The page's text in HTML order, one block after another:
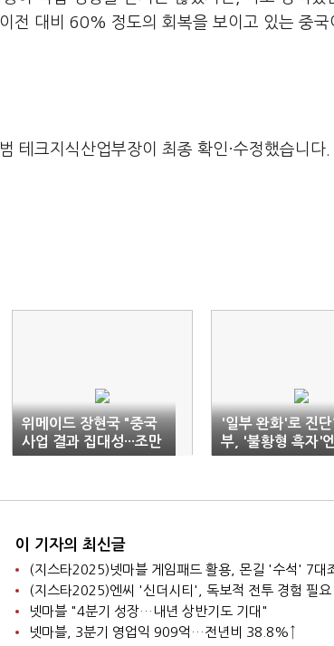
전 대비 60% 정도의 회복을 보이고 있는 중국
테크지식산업부장이 최종 확인·수정했습니다.
위메이드 장현국 "중국
사업 결과 집대성···조만
간 공개"
'일부 완화'로 진단
부, '불황형 흑자'
그어
이 기자의 최신글
(지스타2025)넷마블 게임패드 활용, 몬길 '수석' 7대
(지스타2025)엔씨 '신더시티', 독보적 전투 경험 필요
넷마블 "4분기 성장…내년 상반기도 기대"
넷마블, 3분기 영업익 909억…전년비 38.8%↑